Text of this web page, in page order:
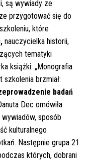
są wywiady ze
przygotować się do
które
nauczycielka historii,
tematyki
książki: „Monografia
szkolenia brzmiał:
badań
Dec omówiła
sposób
kulturalnego
Następnie grupa 21
których, dobrani